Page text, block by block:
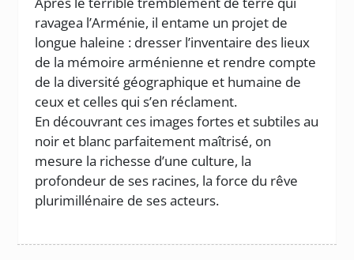
ravagea l’Arménie, il entame un projet de
longue haleine : dresser l’inventaire des lieux
de la mémoire arménienne et rendre compte
de la diversité géographique et humaine de
ceux et celles qui s’en réclament.
En découvrant ces images fortes et subtiles au
noir et blanc parfaitement maîtrisé, on
mesure la richesse d’une culture, la
profondeur de ses racines, la force du rêve
plurimillénaire de ses acteurs.